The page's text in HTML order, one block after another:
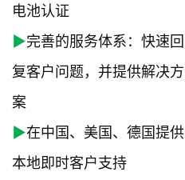
电池认证
▶完善的服务体系：快速回
复客户问题，并提供解决方
案
▶在中国、美国、德国提供
本地即时客户支持